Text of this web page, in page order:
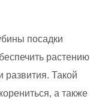
посадки
растению
развития. Такой
а также